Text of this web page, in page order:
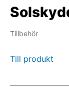
Tillbehör
Till produkt